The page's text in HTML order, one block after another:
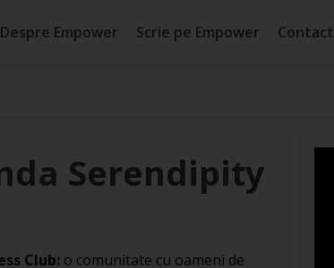
Despre Empower Scrie pe Empower Contact
Serendipity
Club: o comunitate cu oameni de